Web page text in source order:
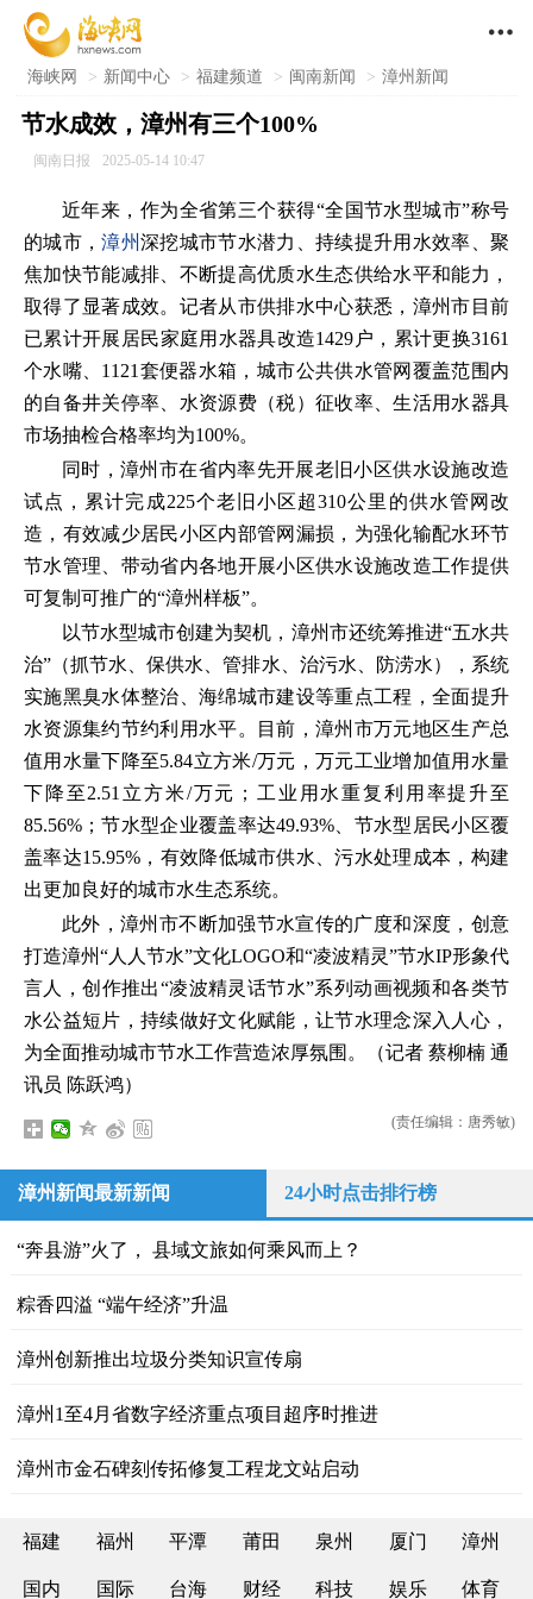

海峡网 > 新闻中心 > 福建频道 > 闽南新闻 > 漳州新闻
节水成效，漳州有三个100%
闽南日报 2025-05-14 10:47
近年来，作为全省第三个获得“全国节水型城市”称号
的城市，漳州深挖城市节水潜力、持续提升用水效率、聚
焦加快节能减排、不断提高优质水生态供给水平和能力，
取得了显著成效。记者从市供排水中心获悉，漳州市目前
已累计开展居民家庭用水器具改造1429户，累计更换3161
个水嘴、1121套便器水箱，城市公共供水管网覆盖范围内
的自备井关停率、水资源费（税）征收率、生活用水器具
市场抽检合格率均为100%。
同时，漳州市在省内率先开展老旧小区供水设施改造
试点，累计完成225个老旧小区超310公里的供水管网改
造，有效减少居民小区内部管网漏损，为强化输配水环节
节水管理、带动省内各地开展小区供水设施改造工作提供
可复制可推广的“漳州样板”。
以节水型城市创建为契机，漳州市还统筹推进“五水共
治”（抓节水、保供水、管排水、治污水、防涝水），系统
实施黑臭水体整治、海绵城市建设等重点工程，全面提升
水资源集约节约利用水平。目前，漳州市万元地区生产总
值用水量下降至5.84立方米/万元，万元工业增加值用水量
下降至2.51立方米/万元；工业用水重复利用率提升至
85.56%；节水型企业覆盖率达49.93%、节水型居民小区覆
盖率达15.95%，有效降低城市供水、污水处理成本，构建
出更加良好的城市水生态系统。
此外，漳州市不断加强节水宣传的广度和深度，创意
打造漳州“人人节水”文化LOGO和“凌波精灵”节水IP形象代
言人，创作推出“凌波精灵话节水”系列动画视频和各类节
水公益短片，持续做好文化赋能，让节水理念深入人心，
为全面推动城市节水工作营造浓厚氛围。（记者 蔡柳楠 通
讯员 陈跃鸿）
(责任编辑：唐秀敏)
漳州新闻最新新闻 24小时点击排行榜
“奔县游”火了， 县域文旅如何乘风而上？
粽香四溢 “端午经济”升温
漳州创新推出垃圾分类知识宣传扇
漳州1至4月省数字经济重点项目超序时推进
漳州市金石碑刻传拓修复工程龙文站启动
福建 福州 平潭 莆田 泉州 厦门 漳州
国内 国际 台海 财经 科技 娱乐 体育